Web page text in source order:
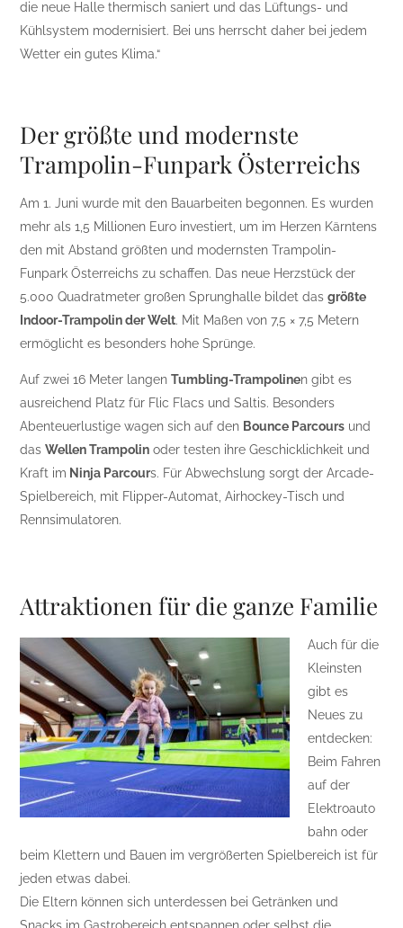
die neue Halle thermisch saniert und das Lüftungs- und
Kühlsystem modernisiert. Bei uns herrscht daher bei jedem
Wetter ein gutes Klima.“
Der größte und modernste
Trampolin-Funpark Österreichs
Am 1. Juni wurde mit den Bauarbeiten begonnen. Es wurden
mehr als 1,5 Millionen Euro investiert, um im Herzen Kärntens
den mit Abstand größten und modernsten Trampolin-
Funpark Österreichs zu schaffen. Das neue Herzstück der
5.000 Quadratmeter großen Sprunghalle bildet dasgrößte
Indoor-Trampolin der Welt. Mit Maßen von 7,5 × 7,5 Metern
ermöglicht es besonders hohe Sprünge.
Auf zwei 16 Meter langenTumbling-Trampolinen gibt es
ausreichend Platz für Flic Flacs und Saltis. Besonders
Abenteuerlustige wagen sich auf den Bounce Parcours und
dasWellen Trampolin oder testen ihre Geschicklichkeit und
Kraft im Ninja Parcours. Für Abwechslung sorgt der Arcade-
Spielbereich, mit Flipper-Automat, Airhockey-Tisch und
Rennsimulatoren.
Attraktionen für die ganze Familie
Auch für die
Kleinsten
gibt es
Neues zu
entdecken:
Beim Fahren
auf der
Elektroauto
bahn oder
beim Klettern und Bauen im vergrößerten Spielbereich ist für
jeden etwas dabei.
Die Eltern können sich unterdessen bei Getränken und